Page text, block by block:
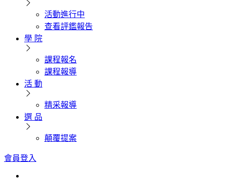
活動進行中
查看評鑑報告
學 院
課程報名
課程報導
活 動
精采報導
選 品
顛覆提案
會員登入